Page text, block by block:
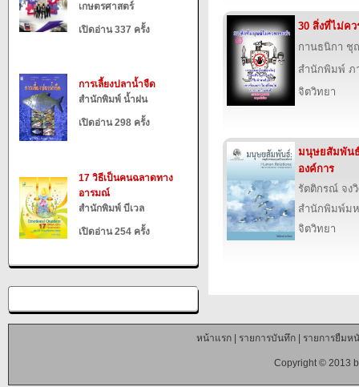
เกษตรศาสตร์
เปิดอ่าน 337 ครั้ง
การเลี้ยงปลาน้ำจืด
สำนักพิมพ์ น้ำฝน
เปิดอ่าน 298 ครั้ง
17 วิธีเป็นคนฉลาดทาง
อารมณ์
สำนักพิมพ์ บีเวล
เปิดอ่าน 254 ครั้ง
30 สิ่งที่ไม่ค
กานธนิกา ชุ
สำนักพิมพ์ ภ
จิตวิทยา
มนุษยสัมพัน
องค์การ
รัตติกรณ์ จง
สำนักพิมพ์มห
จิตวิทยา
หน้าแรก| รายการบันทึก| รายการยืมห
Copyright © 2013